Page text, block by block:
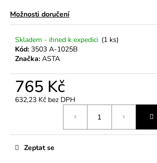
Možnosti doručení
Skladem - ihned k expedici (1 ks)
Kód: 3503 A-1025B
Značka: ASTA
765 Kč
632,23 Kč bez DPH
Zeptat se
o
p
o
u
u
SADA